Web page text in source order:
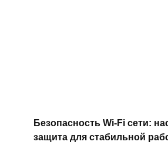
Безопасность Wi-Fi сети:
защита для стабильной